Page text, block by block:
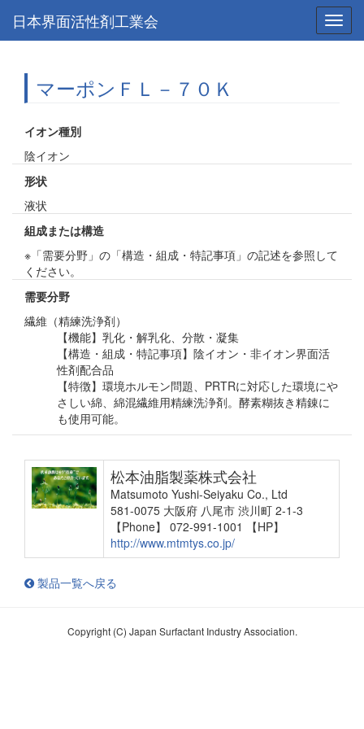
日本界面活性剤工業会
マーポンＦＬ－７０Ｋ
イオン種別
陰イオン
形状
液状
組成または構造
※「需要分野」の「構造・組成・特記事項」の記述を参照して
ください。
需要分野
繊維（精練洗浄剤）
【機能】乳化・解乳化、分散・凝集
【構造・組成・特記事項】陰イオン・非イオン界面活
性剤配合品
【特徴】環境ホルモン問題、PRTRに対応した環境にや
さしい綿、綿混繊維用精練洗浄剤。酵素糊抜き精錬に
も使用可能。
松本油脂製薬株式会社
Matsumoto Yushi-Seiyaku Co., Ltd
581-0075 大阪府 八尾市 渋川町 2-1-3
【Phone】 072-991-1001
【HP】
http://www.mtmtys.co.jp/
製品一覧へ戻る
Copyright (C) Japan Surfactant Industry Association.